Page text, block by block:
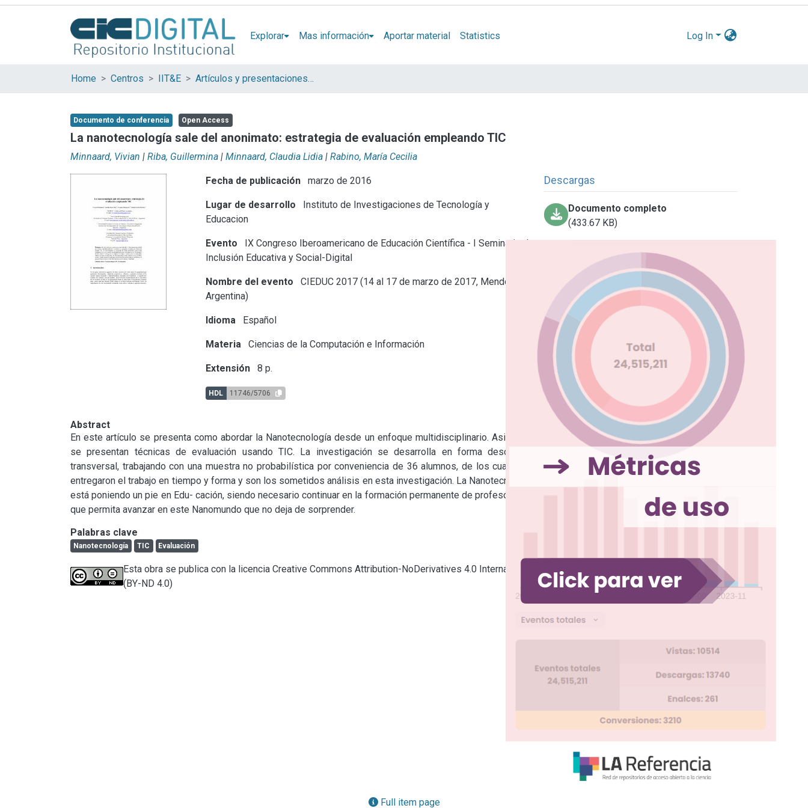
Explorar Mas información Aportar material Statistics Log In
Home Centros IIT&E Artículos y presentaciones en Congresos
Documento de conferencia Open Access
La nanotecnología sale del anonimato: estrategia de evaluación empleando TIC
Minnaard, Vivian | Riba, Guillermina | Minnaard, Claudia Lidia | Rabino, María Cecilia
Fecha de publicación marzo de 2016
Lugar de desarrollo
Instituto de Investigaciones de Tecnología y
Educacion
Evento
IX Congreso Iberoamericano de Educación Científica - I Seminario de
Inclusión Educativa y Social-Digital
Nombre del evento
CIEDUC 2017 (14 al 17 de marzo de 2017, Mendoza,
Argentina)
Idioma Español
Materia Ciencias de la Computación e Información
Extensión 8 p.
HDL 11746/5706
Descargas
Documento completo
(433.67 KB)
Abstract
En este artículo se presenta como abordar la Nanotecnología desde un enfoque multidisciplinario. Asimismo
se presentan técnicas de evaluación usando TIC. La investigación se desarrolla en forma descriptiva
transversal, trabajando con una muestra no probabilística por conveniencia de 36 alumnos, de los cuales 33
entregaron el trabajo en tiempo y forma y son los sometidos análisis en esta investigación. La Nanotecnología
está poniendo un pie en Edu- cación, siendo necesario continuar en la formación permanente de profesores, lo
que permita avanzar en este Nanomundo que no deja de sorprender.
Palabras clave
Nanotecnología TIC Evaluación
Esta obra se publica con la licencia Creative Commons Attribution-NoDerivatives 4.0 International
(BY-ND 4.0)
Full item page